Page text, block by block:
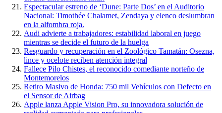
Espectacular estreno de ‘Dune: Parte Dos’ en el Auditorio
Nacional: Timothée Chalamet, Zendaya y elenco deslumbran
en la alfombra roja.
Audi advierte a trabajadores: estabilidad laboral en juego
mientras se decide el futuro de la huelga
Resguardo y recuperación en el Zoológico Tamatán: Osezna,
lince y ocelote reciben atención integral
Fallece Pilo Chistes, el reconocido comediante norteño de
Montemorelos
Retiro Masivo de Honda: 750 mil Vehículos con Defecto en
el Sensor de Airbag
Apple lanza Apple Vision Pro, su innovadora solución de